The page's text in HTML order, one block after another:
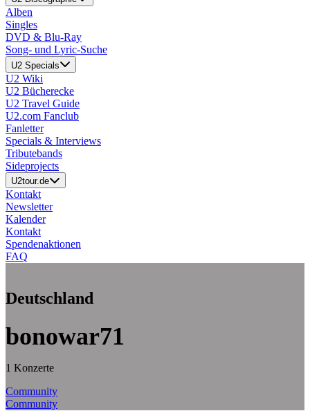
Alben
Singles
DVD & Blu-Ray
Song- und Lyric-Suche
U2 Specials
U2 Wiki
U2 Bücherecke
U2 Travel Guide
U2.com Fanclub
Fanletter
Specials & Interviews
Tributebands
Sideprojects
U2tour.de
Kontakt
Newsletter
Kalender
Kontakt
Spendenaktionen
FAQ
Deutschland
bonowar71
1 Konzerte
Community
Community